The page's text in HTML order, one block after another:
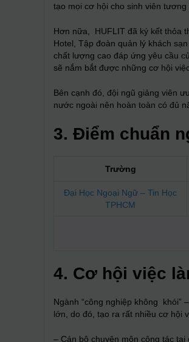
tạo mọi cơ hội cho sinh viên
Hơn nữa, HUFLIT đã ký kết thỏa
Hotel, Tập đoàn quản lý khách
chất lượng cao đáp ứng yêu cầu
sẽ nắm bắt được những cơ hội
Bên cạnh đó, đội ngũ giảng viên
nước ngoài nên hoàn toàn có đủ
3. Điểm chuẩn
Trường
Đại Học Ngoại Ngữ – Tin Học
TPHCM
4. Cơ hội việc
Ngành “công nghiệp không khói”
lớn, do đó, tạo ra rất nhiều cơ hội
– Cán bộ chuyên môn công tác